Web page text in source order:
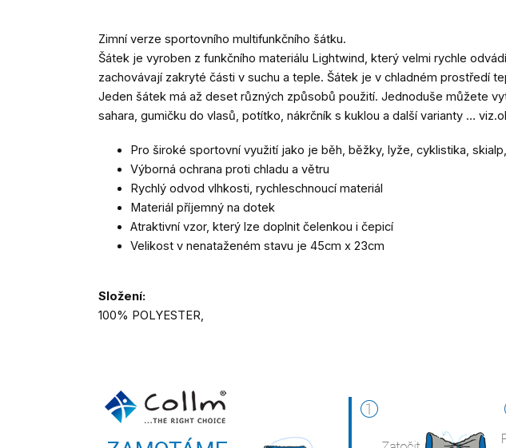
Zimní verze sportovního multifunkčního šátku.
Šátek je vyroben z funkčního materiálu Lightwind, který velmi rychle
zachovávají zakryté části v suchu a teple. Šátek je v chladném prostředí
Jeden šátek má až deset různých způsobů použití. Jednoduše můžete
sahara, gumičku do vlasů, potítko, nákrčník s kuklou a další varianty …
Pro široké sportovní využití jako je běh, běžky, lyže, cyklistika,
Výborná ochrana proti chladu a větru
Rychlý odvod vlhkosti, rychleschnoucí materiál
Materiál příjemný na dotek
Atraktivní vzor, který lze doplnit čelenkou i čepicí
Velikost v nenataženém stavu je 45cm x 23cm
Složení:
100% POLYESTER,